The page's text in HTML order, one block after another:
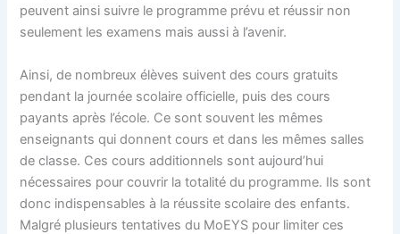
peuvent ainsi suivre le programme prévu et réussir non
seulement les examens mais aussi à l’avenir.
Ainsi, de nombreux élèves suivent des cours gratuits
pendant la journée scolaire officielle, puis des cours
payants après l’école. Ce sont souvent les mêmes
enseignants qui donnent cours et dans les mêmes salles
de classe. Ces cours additionnels sont aujourd’hui
nécessaires pour couvrir la totalité du programme. Ils sont
donc indispensables à la réussite scolaire des enfants.
Malgré plusieurs tentatives du MoEYS pour limiter ces